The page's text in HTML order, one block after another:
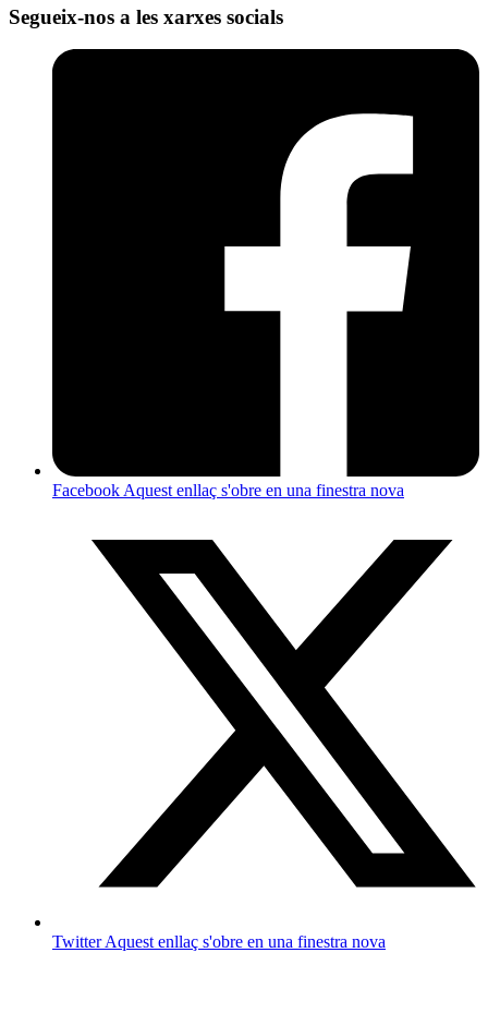
Segueix-nos a les xarxes socials
Facebook Aquest enllaç s'obre en una finestra nova
TwitterAquest enllaç s'obre en una finestra nova